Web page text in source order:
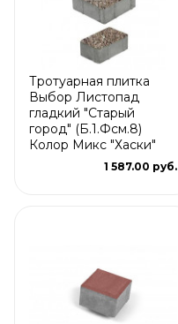
Тротуарная плитка
Выбор Листопад
гладкий "Старый
город" (Б.1.Фсм.8)
Колор Микс "Хаски"
1 587.00 руб.